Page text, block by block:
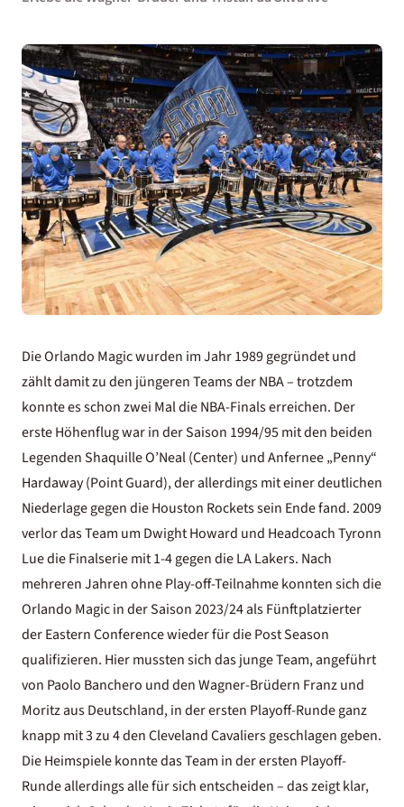
Die Orlando Magic wurden im Jahr 1989 gegründet und
zählt damit zu den jüngeren Teams der NBA – trotzdem
konnte es schon zwei Mal die NBA-Finals erreichen. Der
erste Höhenflug war in der Saison 1994/95 mit den beiden
Legenden Shaquille O’Neal (Center) und Anfernee „Penny“
Hardaway (Point Guard), der allerdings mit einer deutlichen
Niederlage gegen die Houston Rockets sein Ende fand. 2009
verlor das Team um Dwight Howard und Headcoach Tyronn
Lue die Finalserie mit 1-4 gegen die LA Lakers. Nach
mehreren Jahren ohne Play-off-Teilnahme konnten sich die
Orlando Magic in der Saison 2023/24 als Fünftplatzierter
der Eastern Conference wieder für die Post Season
qualifizieren. Hier mussten sich das junge Team, angeführt
von Paolo Banchero und den Wagner-Brüdern Franz und
Moritz aus Deutschland, in der ersten Playoff-Runde ganz
knapp mit 3 zu 4 den Cleveland Cavaliers geschlagen geben.
Die Heimspiele konnte das Team in der ersten Playoff-
Runde allerdings alle für sich entscheiden – das zeigt klar,